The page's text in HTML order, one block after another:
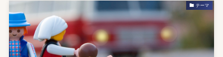
テーマ